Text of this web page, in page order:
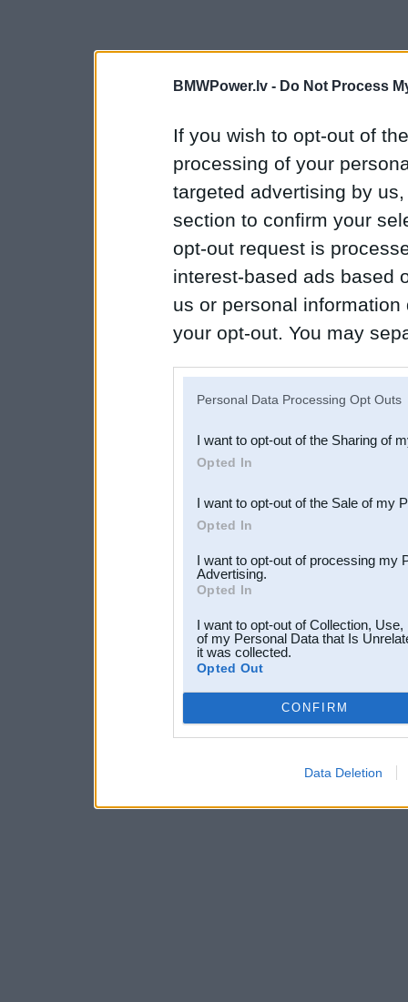
BMWPower.lv - Do Not Process
If you wish to opt-out of
processing of your
targeted advertising by
section to confirm your
opt-out request is
interest-based ads based
us or personal
your opt-out. You may
Downstream Participants
third parties.
Personal Data Processing Opt Outs
I want to opt-out of the Sharing of
Opted In
I want to opt-out of the Sale of my
Opted In
I want to opt-out of processing my
Advertising.
Opted In
I want to opt-out of Collection,
of my Personal Data that Is
it was collected.
Opted Out
CONFIRM
Data Deletion